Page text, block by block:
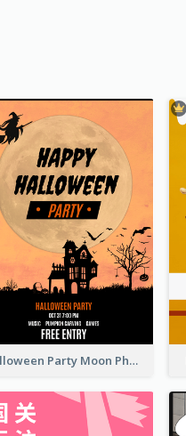
Halloween Party Moon Photo Poster